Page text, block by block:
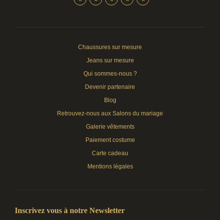
Chaussures sur mesure
Jeans sur mesure
Qui sommes-nous ?
Devenir partenaire
Blog
Retrouvez-nous aux Salons du mariage
Galerie vêtements
Paiement costume
Carte cadeau
Mentions légales
Inscrivez vous à notre Newsletter